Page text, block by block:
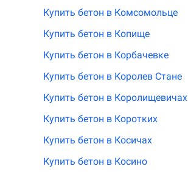
Купить бетон в Комсомольце
Купить бетон в Копище
Купить бетон в Корбачевке
Купить бетон в Королев Стане
Купить бетон в Королищевичах
Купить бетон в Коротких
Купить бетон в Косичах
Купить бетон в Косино